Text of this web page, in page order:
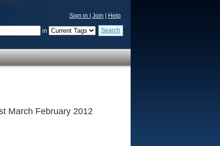
Sign in Join Help
in Search
March February 2012